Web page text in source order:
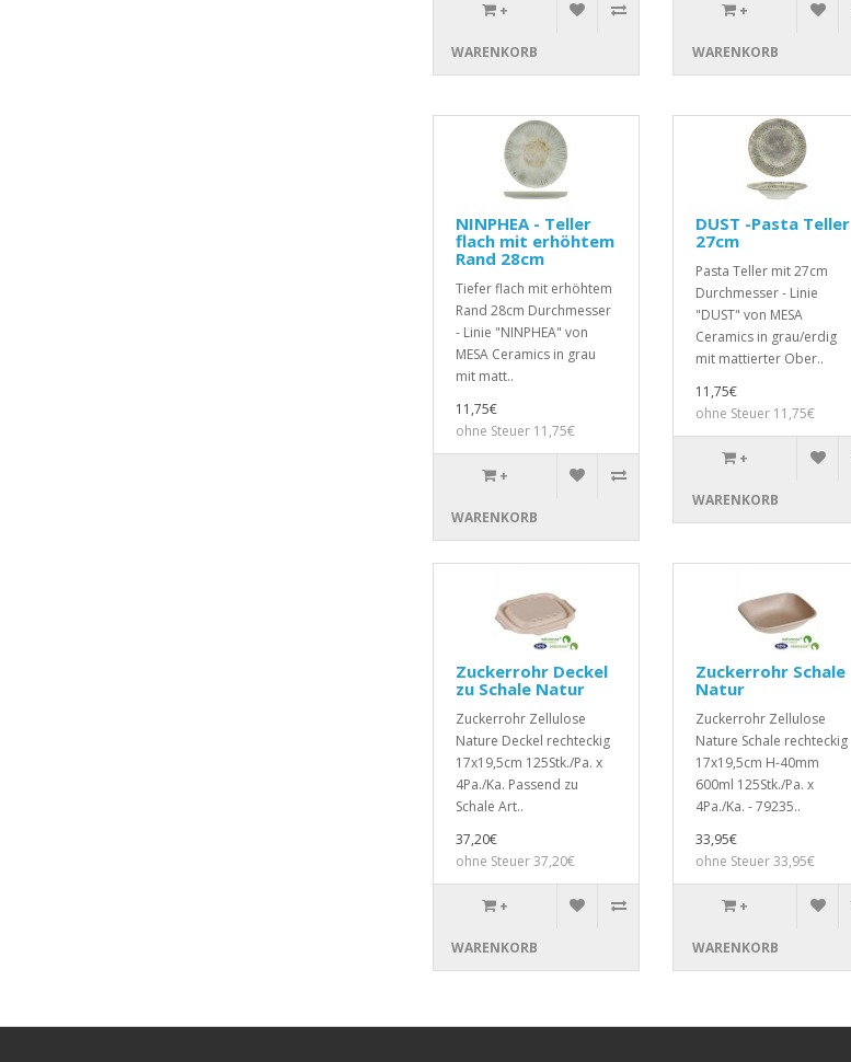
+
WARENKORB
+
WARENKORB
NINPHEA - Teller
flach mit erhöhtem
Rand 28cm
Tiefer flach mit erhöhtem
Rand 28cm Durchmesser
- Linie "NINPHEA" von
MESA Ceramics in grau
mit matt..
11,75€
ohne Steuer 11,75€
+
WARENKORB
DUST -Pasta Teller
27cm
Pasta Teller mit 27cm
Durchmesser - Linie
"DUST" von MESA
Ceramics in grau/erdig
mit mattierter Ober..
11,75€
ohne Steuer 11,75€
+
WARENKORB
Zuckerrohr Deckel
zu Schale Natur
Zuckerrohr Zellulose
Nature Deckel rechteckig
17x19,5cm 125Stk./Pa. x
4Pa./Ka. Passend zu
Schale Art..
37,20€
ohne Steuer 37,20€
+
WARENKORB
Zuckerrohr Schale
Natur
Zuckerrohr Zellulose
Nature Schale rechteckig
17x19,5cm H-40mm
600ml 125Stk./Pa. x
4Pa./Ka. - 79235..
33,95€
ohne Steuer 33,95€
+
WARENKORB